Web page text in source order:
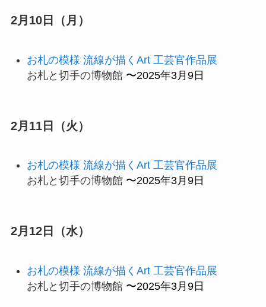
2月10日（月）
お札の模様 流線が描くArt 工芸官作品展
お札と切手の博物館 〜2025年3月9日
2月11日（火）
お札の模様 流線が描くArt 工芸官作品展
お札と切手の博物館 〜2025年3月9日
2月12日（水）
お札の模様 流線が描くArt 工芸官作品展
お札と切手の博物館 〜2025年3月9日